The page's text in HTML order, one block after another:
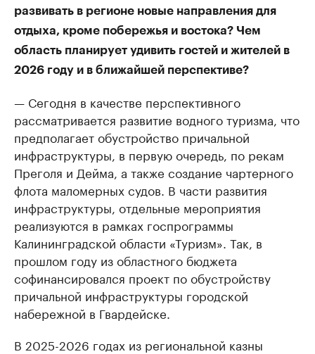
развивать в регионе новые направления для
отдыха, кроме побережья и востока? Чем
область планирует удивить гостей и жителей в
2026 году и в ближайшей перспективе?
— Сегодня в качестве перспективного
рассматривается развитие водного туризма, что
предполагает обустройство причальной
инфраструктуры, в первую очередь, по рекам
Преголя и Дейма, а также создание чартерного
флота маломерных судов. В части развития
инфраструктуры, отдельные мероприятия
реализуются в рамках госпрограммы
Калининградской области «Туризм». Так, в
прошлом году из областного бюджета
софинансировался проект по обустройству
причальной инфраструктуры городской
набережной в Гвардейске.
В 2025-2026 годах из региональной казны